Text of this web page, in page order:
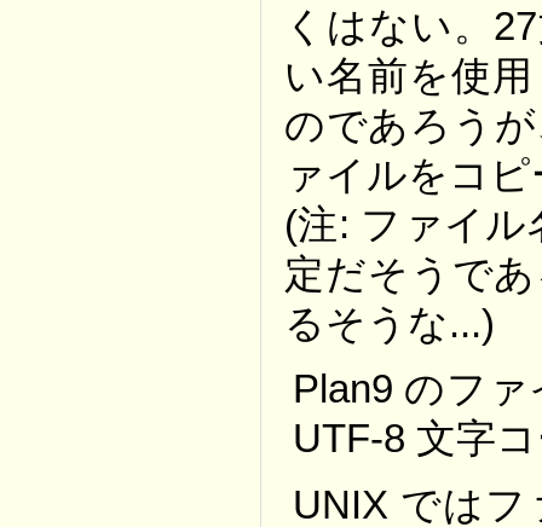
くはない。
い名前を使
のであろう
ァイルをコ
(注: ファイル
定だそうで
るそうな...)
Plan9 のフ
UTF-8 文字
UNIX では